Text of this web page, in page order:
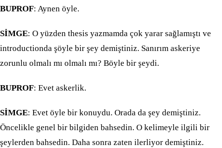
BUPROF: Aynen öyle.
SİMGE: O yüzden thesis yazmamda çok yarar sağlamıştı ve
introductionda şöyle bir şey demiştiniz. Sanırım askeriye
zorunlu olmalı mı olmalı mı? Böyle bir şeydi.
BUPROF: Evet askerlik.
SİMGE: Evet öyle bir konuydu. Orada da şey demiştiniz.
Öncelikle genel bir bilgiden bahsedin. O kelimeyle ilgili bir
şeylerden bahsedin. Daha sonra zaten ilerliyor demiştiniz.